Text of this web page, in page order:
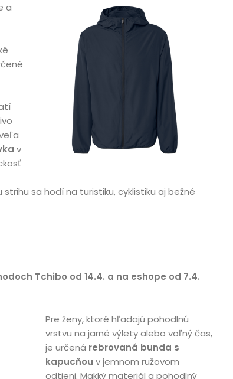
a
v
sa hodí na turistiku, cyklistiku aj bežné
Tchibo od 14.4. a na eshope od 7.4.
Pre ženy, ktoré hľadajú pohodlnú
vrstvu na jarné výlety alebo voľný čas,
je určená rebrovaná bunda s
kapucňou v jemnom ružovom
odtieni. Mäkký materiál a pohodlný